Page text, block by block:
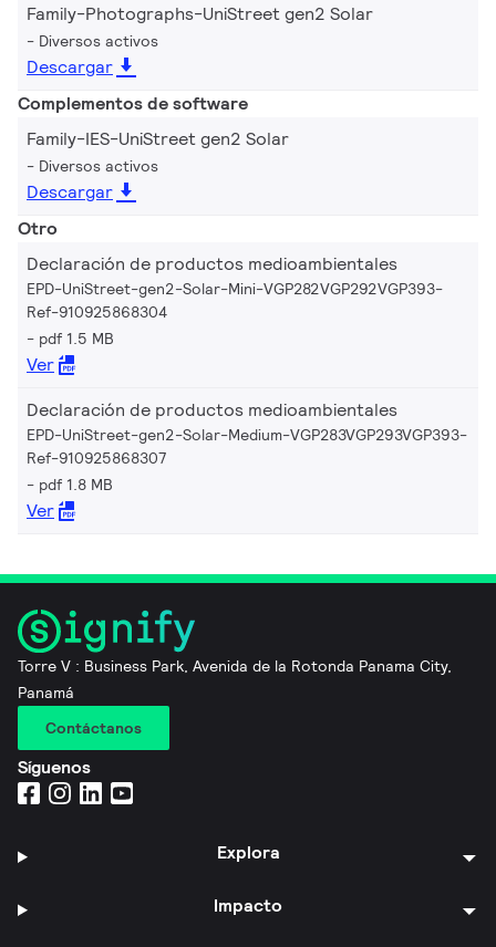
Family-Photographs-UniStreet gen2 Solar
Diversos activos
Descargar
Complementos de software
Family-IES-UniStreet gen2 Solar
Diversos activos
Descargar
Otro
Declaración de productos medioambientales
EPD-UniStreet-gen2-Solar-Mini-VGP282VGP292VGP393-
Ref-910925868304
pdf 1.5 MB
Ver
Declaración de productos medioambientales
EPD-UniStreet-gen2-Solar-Medium-VGP283VGP293VGP393-
Ref-910925868307
pdf 1.8 MB
Ver
Torre V : Business Park, Avenida de la Rotonda Panama City,
Panamá
Contáctanos
Síguenos
Explora
Impacto